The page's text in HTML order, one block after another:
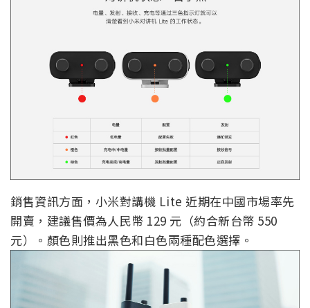
銷售資訊方面，小米對講機 Lite 近期在中國市場率先
開賣，建議售價為人民幣 129 元（約合新台幣 550
元）。顏色則推出黑色和白色兩種配色選擇。